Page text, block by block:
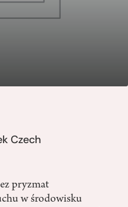
Czech
pryzmat
w środowisku